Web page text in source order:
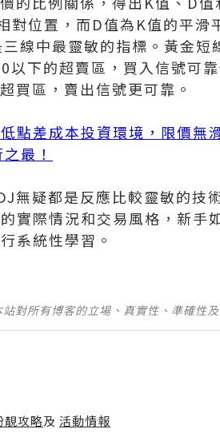
對位置，而D值為K值的平滑
線中最靈敏的指標。黃金短
下的超賣區，買入信號可
買區，賣出信號更可靠。
點差成本投資環境，限價無
最！
無疑都是反應比較靈敏的技
實際情況和交易風格，新手
系統性學習。
對所有博客的立場、真實性、準確性
靚攻略及 活動情報